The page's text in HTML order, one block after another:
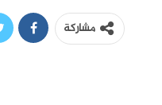
مشاركة